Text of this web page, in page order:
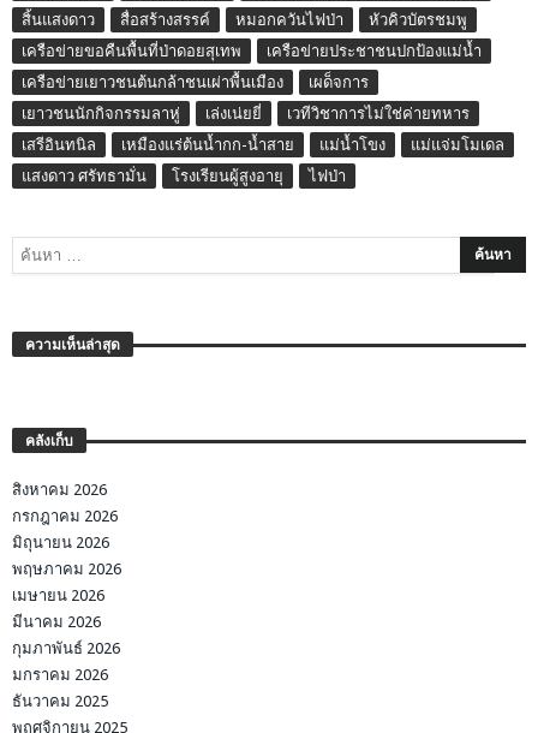
สิ้นแสงดาว
สื่อสร้างสรรค์ หมอกควันไฟป่า
หัวคิวบัตรชมพู
เครือข่ายขอคืนพื้นที่ป่าดอยสุเทพ
เครือข่ายประชาชนปกป้องแม่น้ำ
เครือข่ายเยาวชนต้นกล้าชนเผ่าพื้นเมือง
เผด็จการ
เยาวชนนักกิจกรรมลาหู่
เล่งเน่ยยี่
เวทีวิชาการไม่ใช่ค่ายทหาร
เสรีอินทนิล
เหมืองแร่ต้นน้ำกก-น้ำสาย แม่น้ำโขง
แม่แจ่มโมเดล
แสงดาว ศรัทธามั่น
โรงเรียนผู้สูงอายุ ไฟป่า
ความเห็นล่าสุด
คลังเก็บ
สิงหาคม 2026
กรกฎาคม 2026
มิถุนายน 2026
พฤษภาคม 2026
เมษายน 2026
มีนาคม 2026
กุมภาพันธ์ 2026
มกราคม 2026
ธันวาคม 2025
พฤศจิกายน 2025